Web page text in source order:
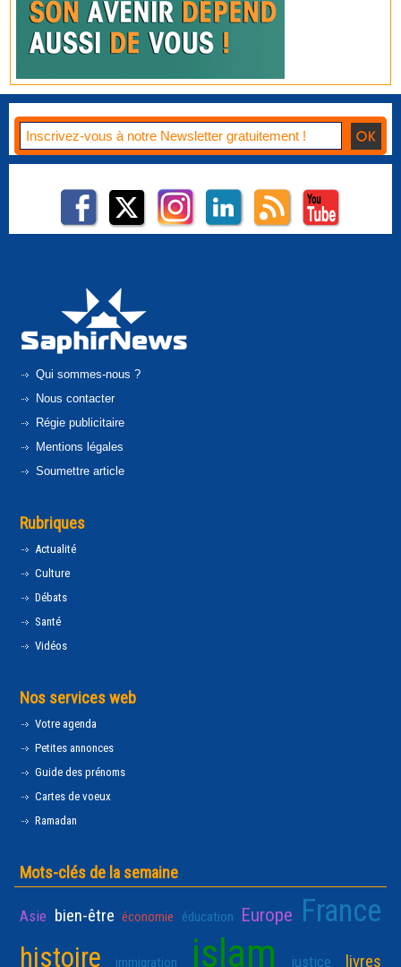
Qui sommes-nous ?
Nous contacter
Régie publicitaire
Mentions légales
Soumettre article
Rubriques
Actualité
Culture
Débats
Santé
Vidéos
Nos services web
Votre agenda
Petites annonces
Guide des prénoms
Cartes de voeux
Ramadan
Mots-clés de la semaine
Asie bien-être économie éducation Europe France
histoire immigration islam justice livres